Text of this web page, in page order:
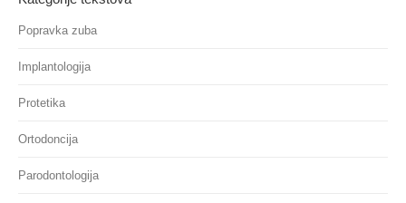
Popravka zuba
Implantologija
Protetika
Ortodoncija
Parodontologija